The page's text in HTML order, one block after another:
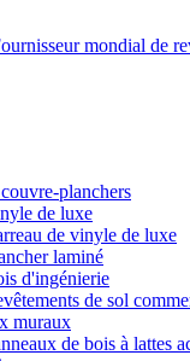
planchers
de luxe
de vinyle de luxe
laminé
d'ingénierie
de sol
muraux
de bois à lattes